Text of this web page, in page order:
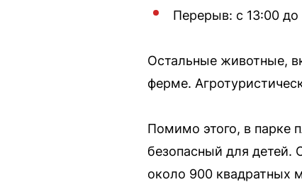
Перерыв: с 13:00
Остальные животные,
ферме.
Помимо этого, в парке
безопасный для детей.
около 900 квадратных